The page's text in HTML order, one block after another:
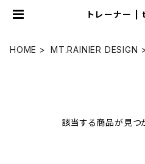
トレーナー
HOME MT.RAINIER DESIGN
該当する商品が見つ